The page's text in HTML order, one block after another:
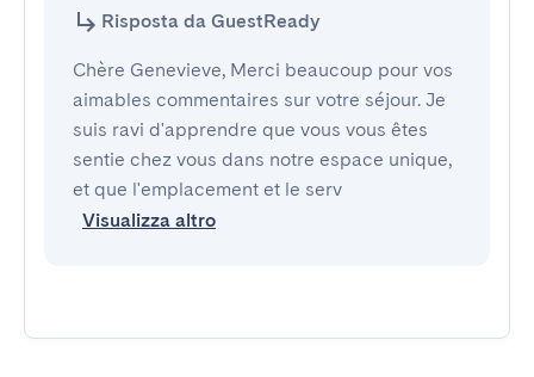
Risposta da GuestReady
Chère Genevieve, Merci beaucoup pour vos
aimables commentaires sur votre séjour. Je
suis ravi d'apprendre que vous vous êtes
sentie chez vous dans notre espace unique,
et que l'emplacement et le serv
Visualizza altro